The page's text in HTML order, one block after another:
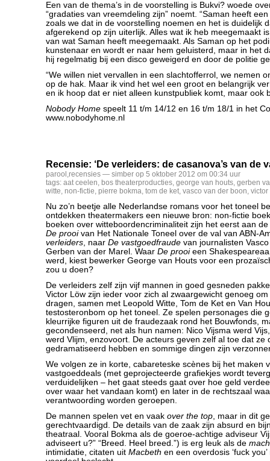
Een van de thema’s in de voorstelling is Bukvi? woede
“gradaties van vreemdeling zijn” noemt. “Saman heeft een
zoals we dat in de voorstelling noemen en het is duidelijk
afgerekend op zijn uiterlijk. Alles wat ik heb meegemaakt
van wat Saman heeft meegemaakt. Als Saman op het
kunstenaar en wordt er naar hem geluisterd, maar in het
hij regelmatig bij een disco geweigerd en door de politie
“We willen niet vervallen in een slachtofferrol, we nemen
op de hak. Maar ik vind het wel een groot en belangrijk
en ik hoop dat er niet alleen kunstpubliek komt, maar ook
Nobody Home speelt 11 t/m 14/12 en 16 t/m 18/1 in het
www.nobodyhome.nl
Recensie: ‘De verleiders: de casanova’s van de
parool ,recensies — simber op 5 oktober 2012 om 00:34 uur
tags: aat ceelen, bos theaterproducties, george van houts, gerben
witte, non-fictie, pierre bokma, tom de ket, vasco van der boon, victor
Nu zo’n beetje alle Nederlandse romans voor het toneel
ontdekken theatermakers een nieuwe bron: non-fictie
boeken over witteboordencriminaliteit zijn het eerst aan
De prooivan Het Nationale Toneel over de val van ABN-
verleiders, naar De vastgoedfraude van journalisten
Gerben van der Marel. Waar De prooieen
werd, kiest bewerker George van Houts voor een
zou u doen?
De verleiders zelf zijn vijf mannen in goed gesneden
Victor Löw zijn ieder voor zich al zwaargewicht genoeg
dragen, samen met Leopold Witte, Tom de Ket en Van
testosteronbom op het toneel. Ze spelen personages die
kleurrijke figuren uit de fraudezaak rond het Bouwfonds,
gecondenseerd, net als hun namen: Nico Vijsma werd
werd Vlijm, enzovoort. De acteurs geven zelf al toe dat ze
gedramatiseerd hebben en sommige dingen zijn
We volgen ze in korte, cabareteske scènes bij het maken
vastgoeddeals (met geprojecteerde grafiekjes wordt
verduidelijken – het gaat steeds gaat over hoe geld
over waar het vandaan komt) en later in de rechtszaal
verantwoording worden geroepen.
De mannen spelen vet en vaak over the top, maar in dit
gerechtvaardigd. De details van de zaak zijn absurd en
theatraal. Vooral Bokma als de goeroe-achtige adviseur
adviseert u?” “Breed. Heel breed.”) is erg leuk als de
intimidatie, citaten uit Macbeth en een overdosis ‘fuck